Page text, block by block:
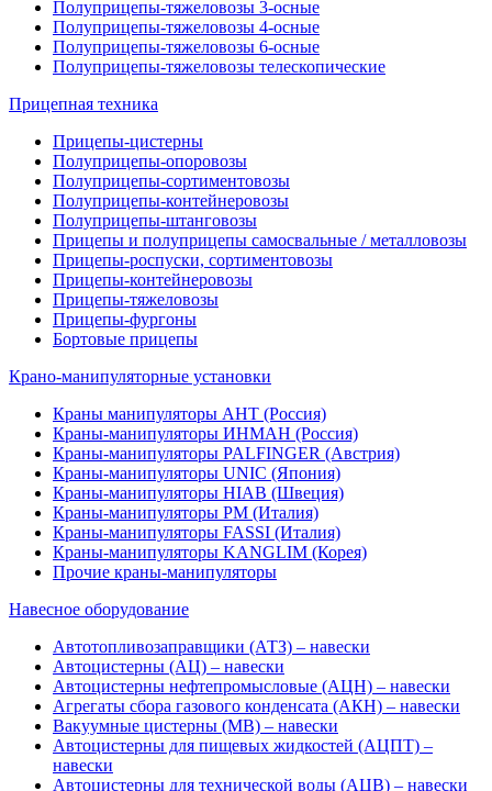
Полуприцепы-тяжеловозы 3-осные
Полуприцепы-тяжеловозы 4-осные
Полуприцепы-тяжеловозы 6-осные
Полуприцепы-тяжеловозы телескопические
Прицепная техника
Прицепы-цистерны
Полуприцепы-опоровозы
Полуприцепы-сортиментовозы
Полуприцепы-контейнеровозы
Полуприцепы-штанговозы
Прицепы и полуприцепы самосвальные / металловозы
Прицепы-роспуски, сортиментовозы
Прицепы-контейнеровозы
Прицепы-тяжеловозы
Прицепы-фургоны
Бортовые прицепы
Крано-манипуляторные установки
Краны манипуляторы АНТ (Россия)
Краны-манипуляторы ИНМАН (Россия)
Краны-манипуляторы PALFINGER (Австрия)
Краны-манипуляторы UNIC (Япония)
Краны-манипуляторы HIAB (Швеция)
Краны-манипуляторы PM (Италия)
Краны-манипуляторы FASSI (Италия)
Краны-манипуляторы KANGLIM (Корея)
Прочие краны-манипуляторы
Навесное оборудование
Автотопливозаправщики (АТЗ) – навески
Автоцистерны (АЦ) – навески
Автоцистерны нефтепромысловые (АЦН) – навески
Агрегаты сбора газового конденсата (АКН) – навески
Вакуумные цистерны (МВ) – навески
Автоцистерны для пищевых жидкостей (АЦПТ) –
навески
Автоцистерны для технической воды (АЦВ) – навески